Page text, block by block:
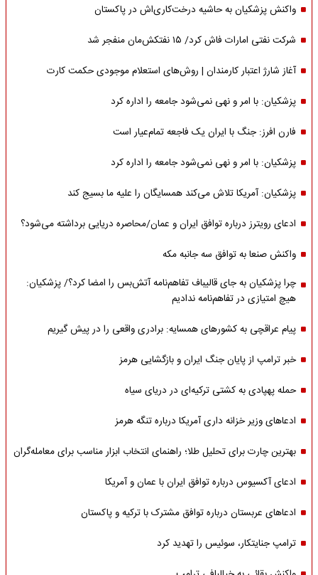
واکنش پزشکیان به حاشیه درخت‌کاری‌اش در پاکستان
شرکت نفتی امارات فاش کرد/ ۱۵ نفتکش‌مان منفجر شد
آغاز شارژ اعتبار کارمندان | روش‌های استعلام موجودی حکمت کارت
پزشکیان: با امر و نهی نمی‌شود جامعه را اداره کرد
فارن افرز: جنگ با ایران یک فاجعه تمام‌عیار است
پزشکیان: با امر و نهی نمی‌شود جامعه را اداره کرد
پزشکیان: آمریکا تلاش می‌کند همسایگان را علیه ما بسیج کند
ادعای رویترز درباره توافق ایران و عمان/محاصره دریایی برداشته می‌شود؟
واکنش صنعا به توافق سه جانبه مکه
چرا پزشکیان به جای قالیباف تفاهم‌نامه آتش‌بس را امضا کرد؟/ پزشکیان:
هیچ امتیازی در تفاهم‌نامه ندادیم
پیام عراقچی به کشورهای همسایه: برادری واقعی را در پیش گیریم
خبر ترامپ از پایان جنگ ایران و بازگشایی هرمز
حمله پهپادی به کشتی ترکیه‌ای در دریای سیاه
ادعاهای وزیر خزانه داری آمریکا درباره تنگه هرمز
بهترین چارت برای تحلیل طلا؛ راهنمای انتخاب ابزار مناسب برای معامله‌گران
ادعای آکسیوس درباره توافق ایران با عمان و آمریکا
ادعاهای عربستان درباره توافق مشترک با ترکیه و پاکستان
ترامپ جنایتکار، سوئیس را تهدید کرد